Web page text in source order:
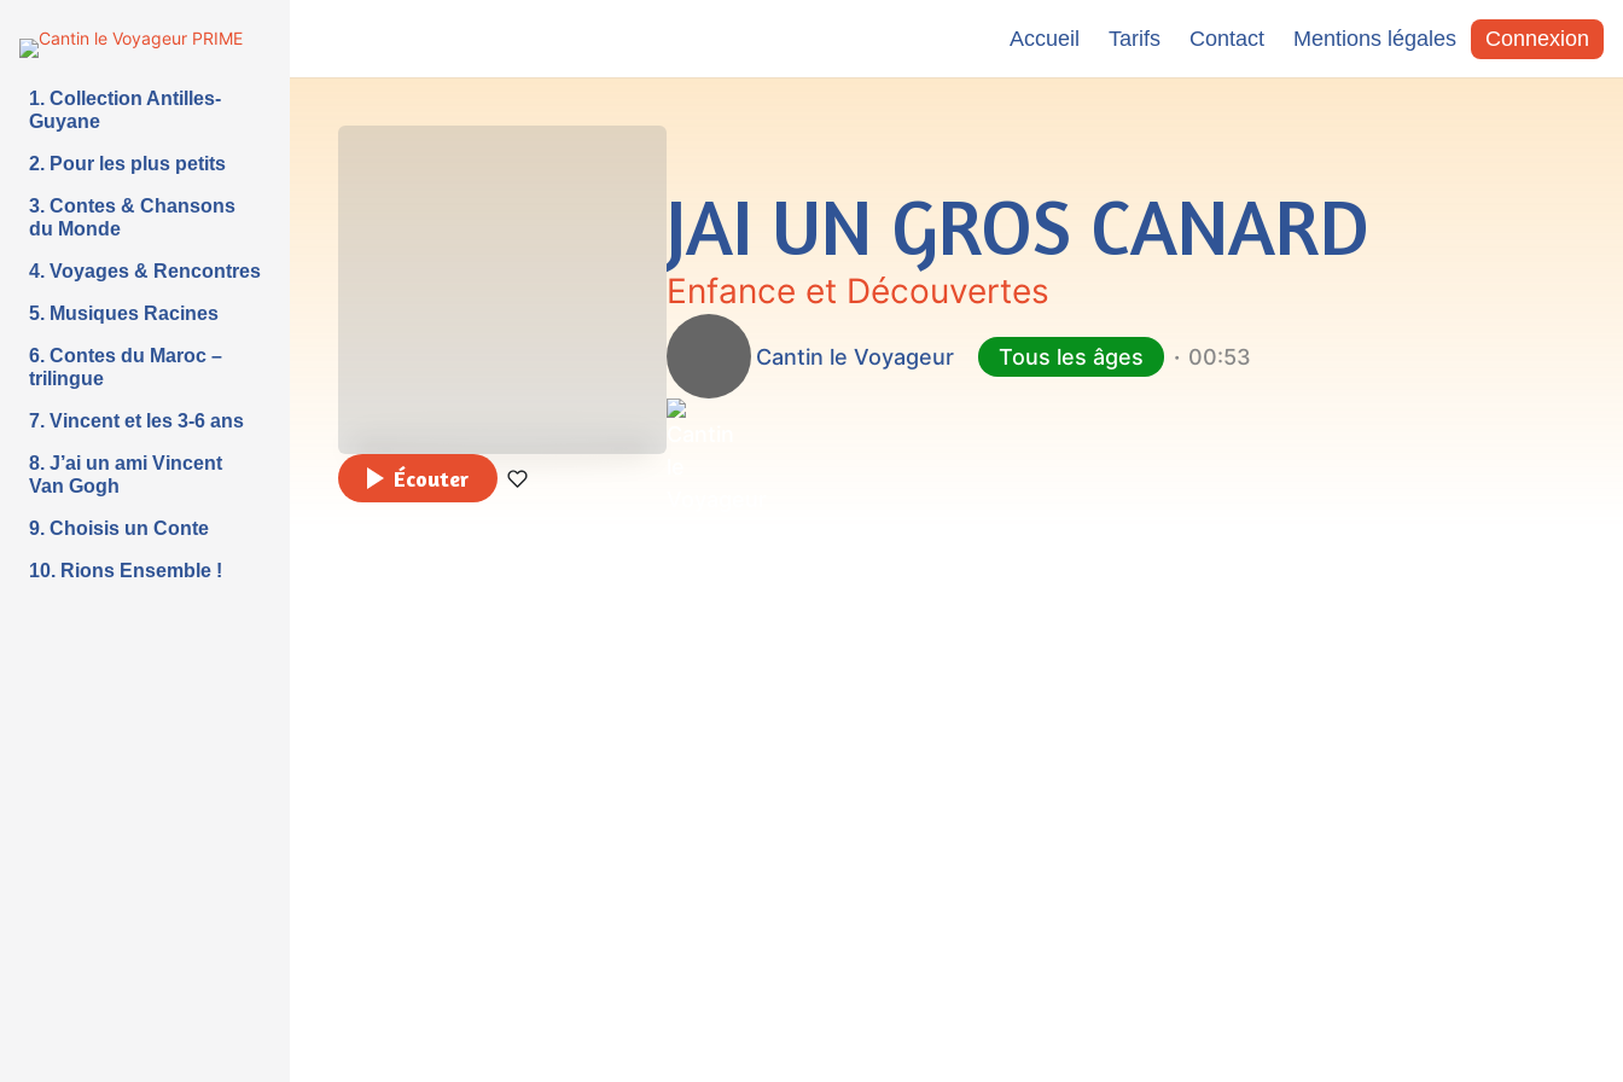
Accueil Tarifs Contact Mentions légales Connexion
1. Collection Antilles-
Guyane
2. Pour les plus petits
3. Contes & Chansons
du Monde
4. Voyages & Rencontres
5. Musiques Racines
6. Contes du Maroc –
trilingue
7. Vincent et les 3-6 ans
8. J’ai un ami Vincent
Van Gogh
9. Choisis un Conte
10. Rions Ensemble !
JAI UN GROS CANARD
Enfance et Découvertes
Cantin le Voyageur Tous les âges 00:53
Écouter